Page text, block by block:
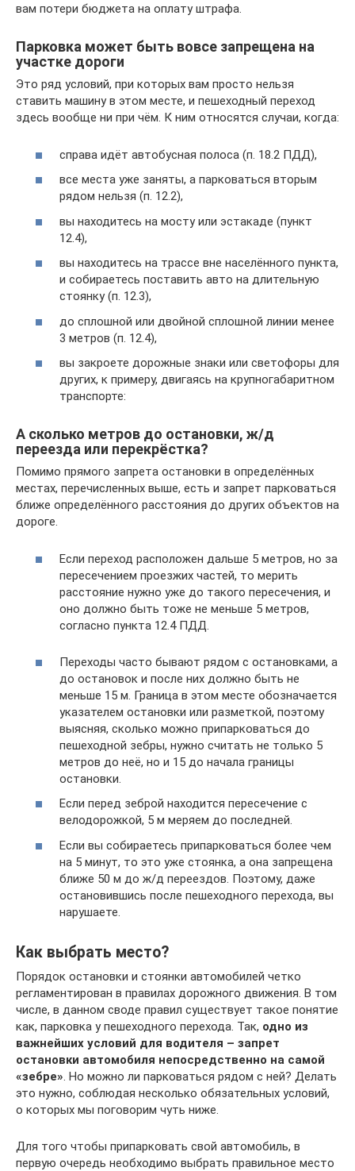
вам потери бюджета на оплату штрафа.
Парковка может быть вовсе запрещена на
участке дороги
Это ряд условий, при которых вам просто нельзя
ставить машину в этом месте, и пешеходный переход
здесь вообще ни при чём. К ним относятся случаи, когда:
справа идёт автобусная полоса (п. 18.2 ПДД),
все места уже заняты, а парковаться вторым
рядом нельзя (п. 12.2),
вы находитесь на мосту или эстакаде (пункт
12.4),
вы находитесь на трассе вне населённого пункта,
и собираетесь поставить авто на длительную
стоянку (п. 12.3),
до сплошной или двойной сплошной линии менее
3 метров (п. 12.4),
вы закроете дорожные знаки или светофоры для
других, к примеру, двигаясь на крупногабаритном
транспорте:
А сколько метров до остановки, ж/д
переезда или перекрёстка?
Помимо прямого запрета остановки в определённых
местах, перечисленных выше, есть и запрет парковаться
ближе определённого расстояния до других объектов на
дороге.
Если переход расположен дальше 5 метров, но за
пересечением проезжих частей, то мерить
расстояние нужно уже до такого пересечения, и
оно должно быть тоже не меньше 5 метров,
согласно пункта 12.4 ПДД.
Переходы часто бывают рядом с остановками, а
до остановок и после них должно быть не
меньше 15 м. Граница в этом месте обозначается
указателем остановки или разметкой, поэтому
выясняя, сколько можно припарковаться до
пешеходной зебры, нужно считать не только 5
метров до неё, но и 15 до начала границы
остановки.
Если перед зеброй находится пересечение с
велодорожкой, 5 м меряем до последней.
Если вы собираетесь припарковаться более чем
на 5 минут, то это уже стоянка, а она запрещена
ближе 50 м до ж/д переездов. Поэтому, даже
остановившись после пешеходного перехода, вы
нарушаете.
Как выбрать место?
Порядок остановки и стоянки автомобилей четко
регламентирован в правилах дорожного движения. В том
числе, в данном своде правил существует такое понятие
как, парковка у пешеходного перехода. Так, одно из
важнейших условий для водителя – запрет
остановки автомобиля непосредственно на самой
«зебре» . Но можно ли парковаться рядом с ней? Делать
это нужно, соблюдая несколько обязательных условий,
о которых мы поговорим чуть ниже.
Для того чтобы припарковать свой автомобиль, в
первую очередь необходимо выбрать правильное место